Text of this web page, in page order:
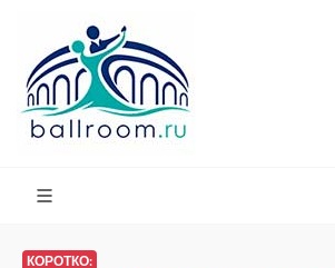
КОРОТКО: